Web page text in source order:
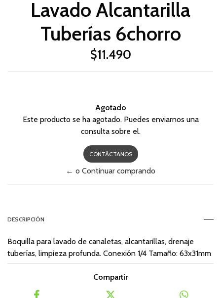
Lavado Alcantarilla
Tuberías 6chorro
$11.490
Agotado
Este producto se ha agotado. Puedes enviarnos una
consulta sobre el.
CONTÁCTANOS
← o Continuar comprando
DESCRIPCIÓN
Boquilla para lavado de canaletas, alcantarillas, drenaje
tuberías, limpieza profunda. Conexión 1/4 Tamaño: 63x31mm
Compartir